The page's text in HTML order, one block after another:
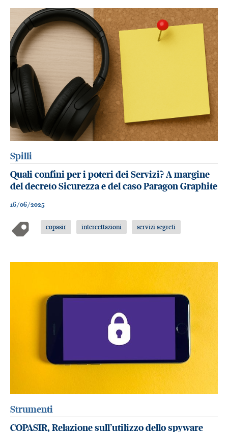
Spilli
Quali confini per i poteri dei Servizi? A margine
del decreto Sicurezza e del caso Paragon Graphite
16/06/2025
copasir intercettazioni servizi segreti
Strumenti
COPASIR, Relazione sull’utilizzo dello spyware